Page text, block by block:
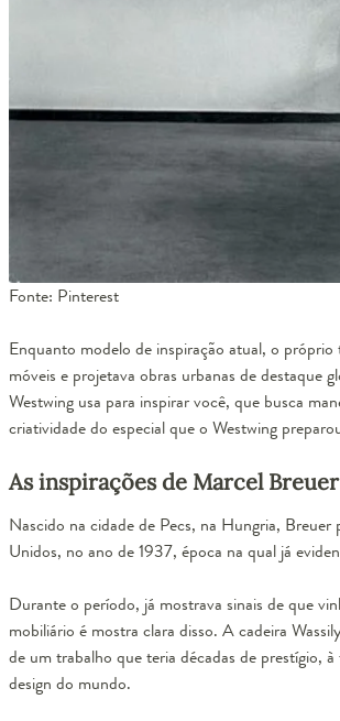
Fonte: Pinterest
Enquanto modelo de inspiração atual, o próprio
móveis e projetava obras urbanas de destaque
Westwing usa para inspirar você, que busca
criatividade do especial que o Westwing
As inspirações de Marcel Breuer
Nascido na cidade de Pecs, na Hungria,
Unidos, no ano de 1937, época na qual já
Durante o período, já mostrava sinais de que
mobiliário é mostra clara disso. A cadeira
de um trabalho que teria décadas de prestígio,
design do mundo.